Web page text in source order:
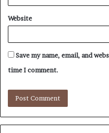
Website
Save my name, email, and
time I comment.